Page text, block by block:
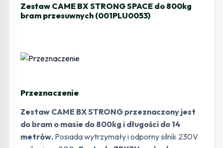
Zestaw CAME BX STRONG SPACE do 800kg
bram przesuwnych (001PLU0053)
Przeznaczenie
Zestaw CAME BX STRONG przeznaczony jest
do bram o masie do 800kg i długości do 14
metrów. Posiada wytrzymały i odporny silnik 230V